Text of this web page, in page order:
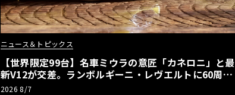
ニュース＆トピックス
【世界限定99台】名車ミウラの意匠「カネロニ」と最
新V12が交差。ランボルギーニ・レヴエルトに60周年
記念車が登場
2026 8/7